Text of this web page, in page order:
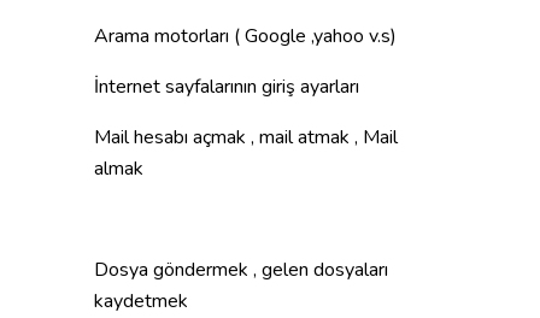
Arama motorları ( Google ,yahoo v.s)
İnternet sayfalarının giriş ayarları
Mail hesabı açmak , mail atmak , Mail
almak
Dosya göndermek , gelen dosyaları
kaydetmek